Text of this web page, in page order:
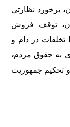
، برخورد نظارتی
،توقف فروش
تخلفات در دام و
به حقوق مردم،
تحکیم جمهوریت